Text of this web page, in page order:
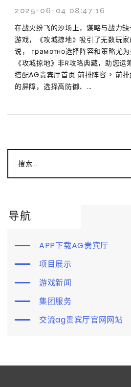
2025-06-04 08:47:16
在战火纷飞的沙场上，谋略与战力
游戏，《攻城掠地》吸引了无数玩
说， грамотно选择阵容和策略尤
《攻城掠地》非R攻略典藏，助您
搭配AG贵宾厅首页 前排阵容 > 前
的屏障，选择高防御、...
搜索...
导航
APP下载AG贵宾厅
项目展示
游戏新闻
集团服务
交流ag贵宾厅官网网站